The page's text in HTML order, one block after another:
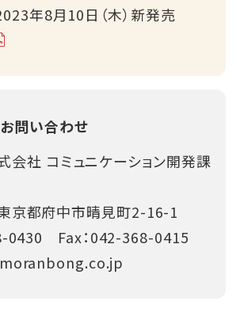
年8月10日（木）新発売
問い合わせ
会社 コミュニケーション開発課
京都府中市晴見町2-16-1
0430 Fax：042-368-0415